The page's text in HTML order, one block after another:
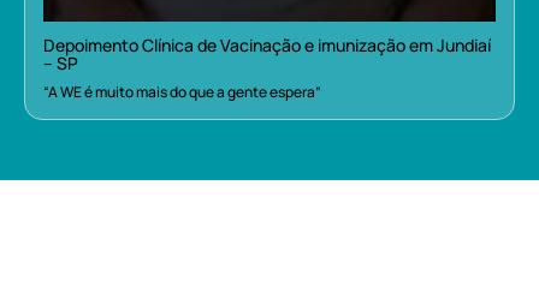
Depoimento Clínica de Vacinação e imunização em Jundiaí
– SP
“A WE é muito mais do que a gente espera”